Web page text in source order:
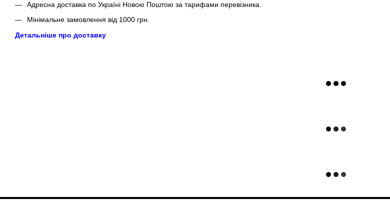
Адресна доставка по Україні Новою Поштою за тарифами перевізника.
Мінімальне замовлення від 1000 грн.
Детальніше про доставку